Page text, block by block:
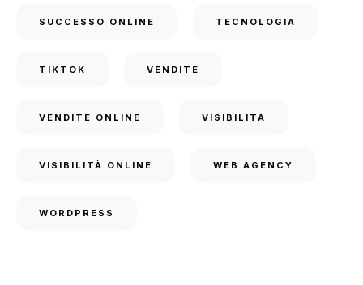
SUCCESSO ONLINE TECNOLOGIA
TIKTOK VENDITE
VENDITE ONLINE VISIBILITÀ
VISIBILITÀ ONLINE WEB AGENCY
WORDPRESS